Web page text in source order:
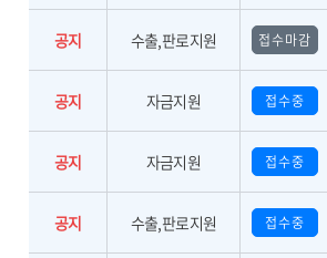
공지 수출,판로지원 접수마감
공지 자금지원 접수중
공지 자금지원 접수중
공지 수출,판로지원 접수중